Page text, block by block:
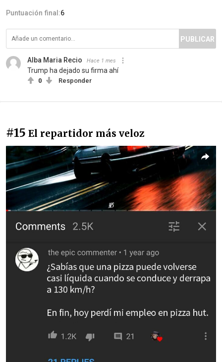
Puntuación final:6
PUBLICAR
Alba Maria Recio Hace 1 mes
Trump ha dejado su firma ahí
0 Responder
#15 El repartidor más veloz